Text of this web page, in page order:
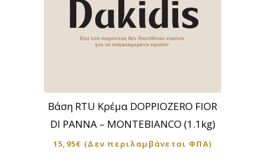
Βάση RTU Κρέμα DOPPIOZERO FIOR
DI PANNA – MONTEBIANCO (1.1kg)
15,95€ (Δεν περιλαμβάνεται ΦΠΑ)